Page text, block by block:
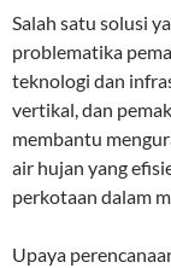
Salah satu solusi
problematika
teknologi dan
vertikal, dan
membantu
air hujan yang
perkotaan dalam
Upaya